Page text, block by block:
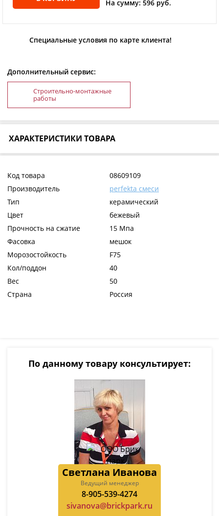
На сумму: 596 руб.
Специальные условия по карте клиента!
Дополнительный сервис:
Строительно-монтажные
работы
ХАРАКТЕРИСТИКИ ТОВАРА
Код товара
08609109
Производитель
perfekta смеси
Тип
керамический
Цвет
бежевый
Прочность на сжатие
15 Мпа
Фасовка
мешок
Морозостойкость
F75
Кол/поддон
40
Вес
50
Страна
Россия
По данному товару консультирует:
Светлана Иванова
Ведущий менеджер
8-905-539-4274
sivanova@brickpark.ru